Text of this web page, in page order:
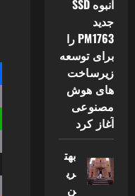
انبوه SSD
جدید
PM1763 را
برای توسعه
زیرساخت
های هوش
مصنوعی
آغاز کرد
بهت
ری
ن